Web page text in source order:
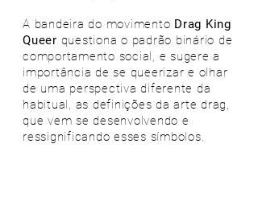
A bandeira do movimento Drag King
Queer questiona o padrão binário de
comportamento social, e sugere a
importância de se queerizar e olhar
de uma perspectiva diferente da
habitual, as definições da arte drag,
que vem se desenvolvendo e
ressignificando esses símbolos.